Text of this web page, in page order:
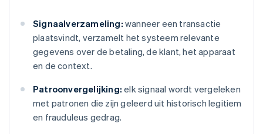
Signaalverzameling: wanneer een transactie
plaatsvindt, verzamelt het systeem relevante
gegevens over de betaling, de klant, het apparaat
en de context.
Patroonvergelijking: elk signaal wordt vergeleken
met patronen die zijn geleerd uit historisch legitiem
en frauduleus gedrag.